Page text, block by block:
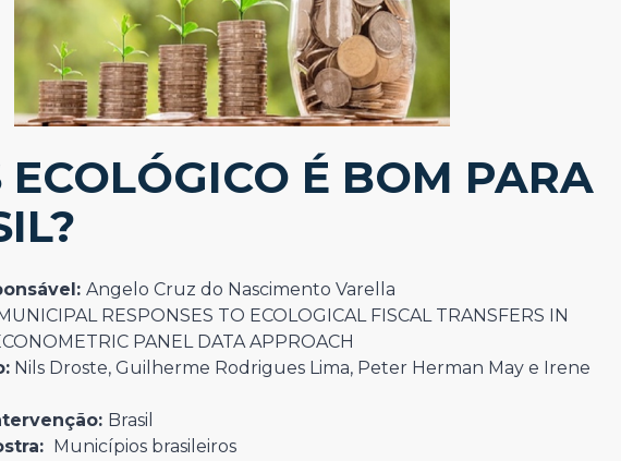
ECOLÓGICO É BOM PARA
Angelo Cruz do Nascimento Varella
RESPONSES TO ECOLOGICAL FISCAL TRANSFERS IN
PANEL DATA APPROACH
Nils Droste, Guilherme Rodrigues Lima, Peter Herman May e Irene
Brasil
Municípios brasileiros